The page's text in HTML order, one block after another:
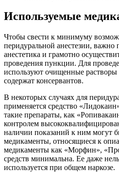
Используемые
Чтобы свести к минимуму
перидуральной анестезии, важно
анестетика и грамотно
проведения пункции. Для
используют очищенные растворы
содержат консервантов.
В некоторых случаях для
применяется средство
такие препараты, как
контролем
наличии показаний к ним могут
медикаменты, относящиеся к
медикаменты как «Морфин»,
средств минимальна. Ее даже
используется при общем наркозе.